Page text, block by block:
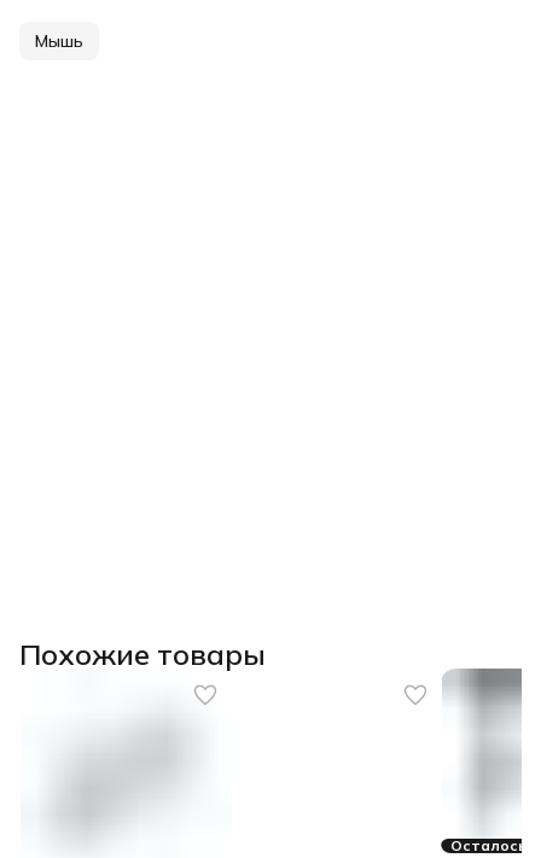
Мышь
Похожие товары
Осталось